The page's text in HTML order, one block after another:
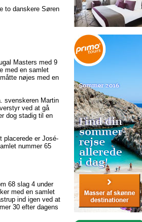
to danskere Søren
Masters med 9
med en samlet
nøjes med en
svenskeren Martin
ved at gå
dog stadig til en
placerede er José-
nummer 65
68 slag 4 under
med en samlet
ind igen ved at
30 efter dagens